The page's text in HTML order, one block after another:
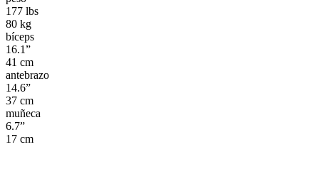
177 lbs
80 kg
bíceps
16.1”
41 cm
antebrazo
14.6”
37 cm
muñeca
6.7”
17 cm